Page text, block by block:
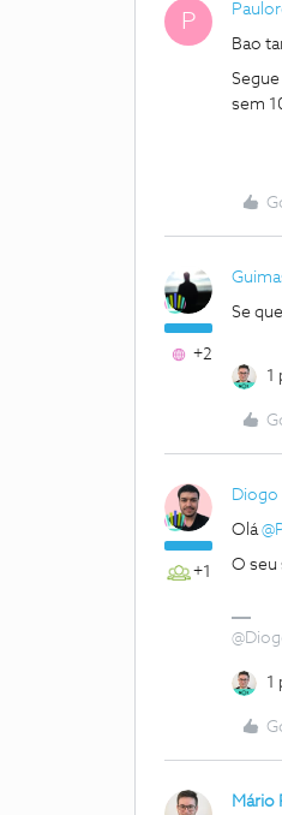
P
Bao
sem
+2
Se
1
+1
Diogo
Olá
O seu
1
Mário